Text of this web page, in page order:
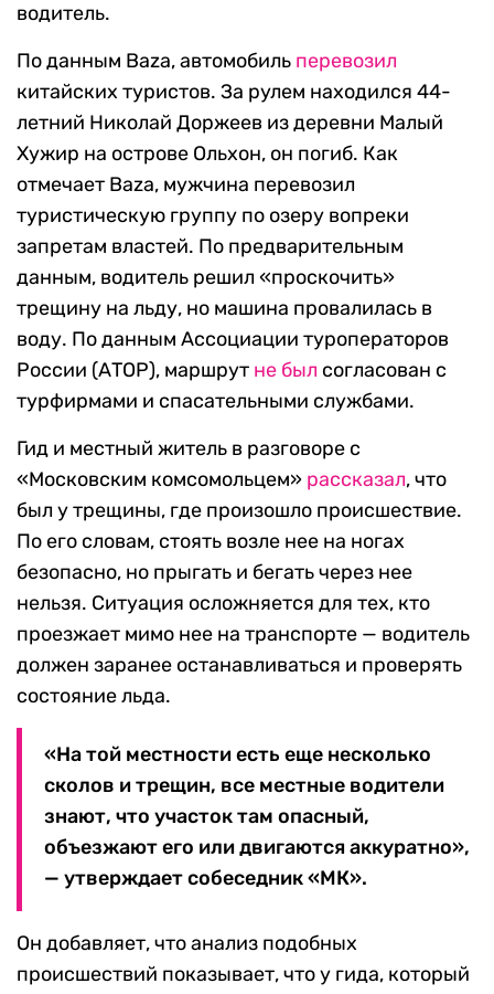
водитель.
По данным Baza, автомобиль перевозил
китайских туристов. За рулем находился 44-
летний Николай Доржеев из деревни Малый
Хужир на острове Ольхон, он погиб. Как
отмечает Baza, мужчина перевозил
туристическую группу по озеру вопреки
запретам властей. По предварительным
данным, водитель решил «проскочить»
трещину на льду, но машина провалилась в
воду. По данным Ассоциации туроператоров
России (АТОР), маршрут не был согласован с
турфирмами и спасательными службами.
Гид и местный житель в разговоре с
«Московским комсомольцем» рассказал, что
был у трещины, где произошло происшествие.
По его словам, стоять возле нее на ногах
безопасно, но прыгать и бегать через нее
нельзя. Ситуация осложняется для тех, кто
проезжает мимо нее на транспорте — водитель
должен заранее останавливаться и проверять
состояние льда.
«На той местности есть еще несколько
сколов и трещин, все местные водители
знают, что участок там опасный,
объезжают его или двигаются аккуратно»,
— утверждает собеседник «МК».
Он добавляет, что анализ подобных
происшествий показывает, что у гида, который